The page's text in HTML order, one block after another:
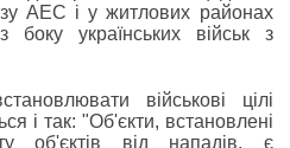
АЕС і у житлових районах
боку українських військ з
військові цілі
і так: "Об'єкти, встановлені
об'єктів від нападів, є